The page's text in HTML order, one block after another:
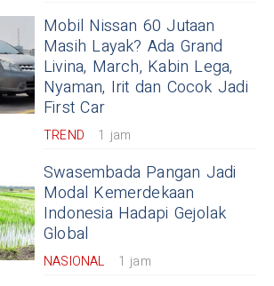
Mobil Nissan 60 Jutaan
Masih Layak? Ada Grand
Livina, March, Kabin Lega,
Nyaman, Irit dan Cocok Jadi
First Car
TREND 1 jam
Swasembada Pangan Jadi
Modal Kemerdekaan
Indonesia Hadapi Gejolak
Global
NASIONAL 1 jam